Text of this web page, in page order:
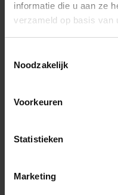
informatie die u aan ze
verzameld op basis van
Noodzakelijk
Voorkeuren
Statistieken
Marketing
byACRE